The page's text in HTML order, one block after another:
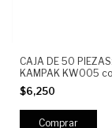
CAJA DE 50
KAMPAK KW005
Intercambiables |
Antiempañantes,
UV400,
Resistente
$6,250